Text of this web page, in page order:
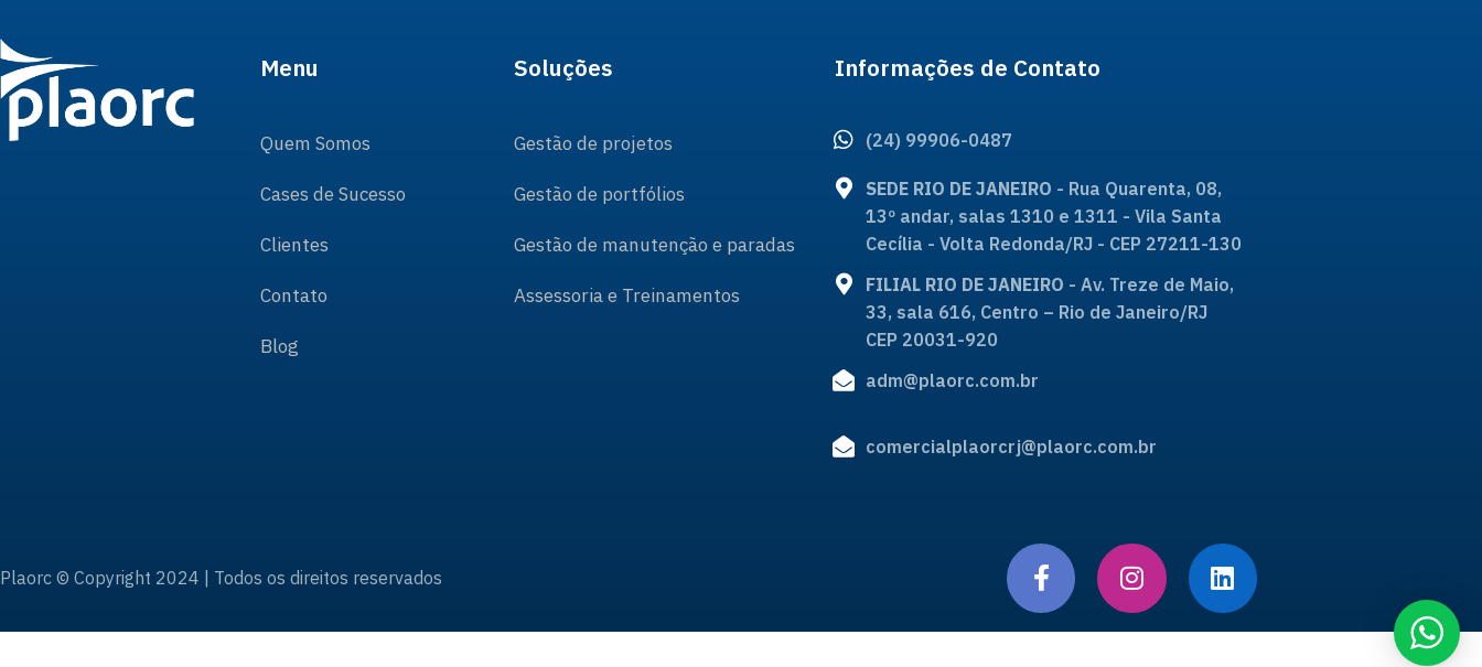
Menu
Quem Somos
Cases de Sucesso
Clientes
Contato
Blog
Soluções
Gestão de projetos
Gestão de portfólios
Gestão de manutenção e paradas
Assessoria e Treinamentos
Informações de Contato
(24) 99906-0487
SEDE RIO DE JANEIRO - Rua Quarenta, 08,
13º andar, salas 1310 e 1311 - Vila Santa
Cecília - Volta Redonda/RJ - CEP 27211-130
FILIAL RIO DE JANEIRO - Av. Treze de Maio,
33, sala 616, Centro – Rio de Janeiro/RJ
CEP 20031-920
adm@plaorc.com.br
comercialplaorcrj@plaorc.com.br
Plaorc © Copyright 2024 | Todos os direitos reservados